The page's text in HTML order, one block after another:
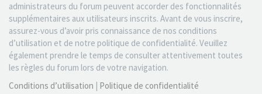
administrateurs du forum peuvent accorder des fonctionnalités
supplémentaires aux utilisateurs inscrits. Avant de vous inscrire,
assurez-vous d’avoir pris connaissance de nos conditions
d’utilisation et de notre politique de confidentialité. Veuillez
également prendre le temps de consulter attentivement toutes
les règles du forum lors de votre navigation.
Conditions d’utilisation | Politique de confidentialité